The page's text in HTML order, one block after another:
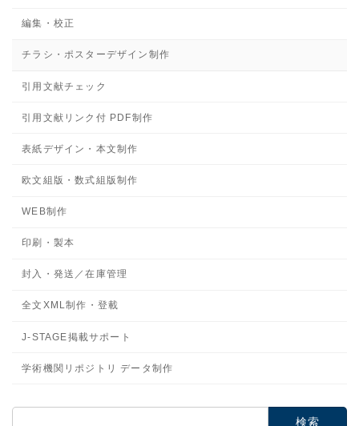
編集・校正
チラシ・ポスターデザイン制作
引用文献チェック
引用文献リンク付 PDF制作
表紙デザイン・本文制作
欧文組版・数式組版制作
WEB制作
印刷・製本
封入・発送／在庫管理
全文XML制作・登載
J-STAGE掲載サポート
学術機関リポジトリ データ制作